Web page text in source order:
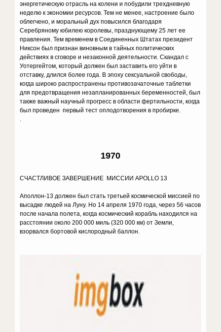
энергетическую отрасль на колени и побудили трехдневную
неделю к экономии ресурсов. Тем не менее, настроение было
облегчено, и моральный дух повысился благодаря
Серебряному юбилею королевы, празднующему 25 лет ее
правления. Тем временем в Соединенных Штатах президент
Никсон был признан виновным в тайных политических
действиях в сговоре и незаконной деятельности. Скандал с
Уотергейтом, который должен был заставить его уйти в
отставку, длился более года. В эпоху сексуальной свободы,
когда широко распространены противозачаточные таблетки
для предотвращения незапланированных беременностей, был
также важный научный прогресс в области фертильности, когда
был проведен первый тест оплодотворения в пробирке.
.
1970
СЧАСТЛИВОЕ ЗАВЕРШЕНИЕ МИССИИ APOLLO 13
Аполлон-13 должен был стать третьей космической миссией по
высадке людей на Луну. Но 14 апреля 1970 года, через 56 часов
после начала полета, когда космический корабль находился на
расстоянии около 200 000 миль (320 000 км) от Земли,
взорвался бортовой кислородный баллон.